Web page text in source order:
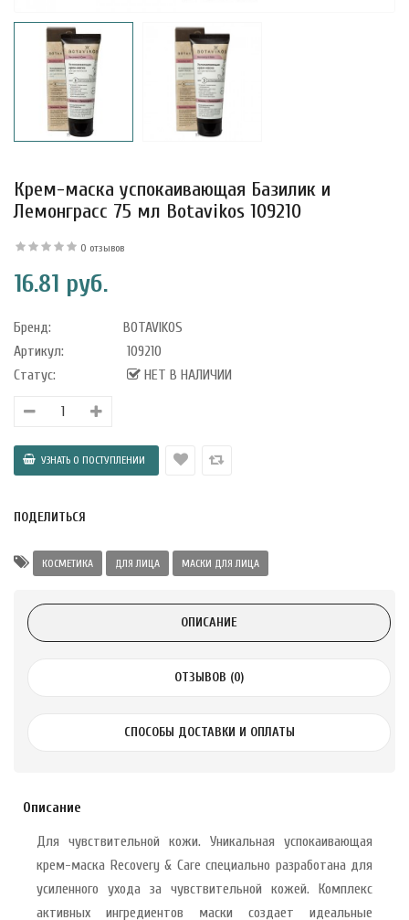
Крем-маска успокаивающая Базилик и
Лемонграсс 75 мл Botavikos 109210
0 отзывов
16.81 руб.
Бренд:
BOTAVIKOS
Артикул:
109210
Статус:
НЕТ В НАЛИЧИИ
ПОДЕЛИТЬСЯ
КОСМЕТИКА ДЛЯ ЛИЦА МАСКИ ДЛЯ ЛИЦА
ОПИСАНИЕ
ОТЗЫВОВ (0)
СПОСОБЫ ДОСТАВКИ И ОПЛАТЫ
Описание
Для чувствительной кожи. Уникальная успокаивающая
крем-маска Recovery & Care специально разработана для
усиленного ухода за чувствительной кожей. Комплекс
активных ингредиентов маски создает идеальные